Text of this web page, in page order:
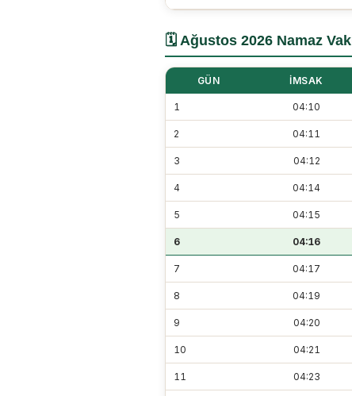
🗓️ Ağustos 2026 Namaz
GÜN İMSAK
1 04:10
2 04:11
3 04:12
4 04:14
5 04:15
6 04:16
7 04:17
8 04:19
9 04:20
10 04:21
11 04:23